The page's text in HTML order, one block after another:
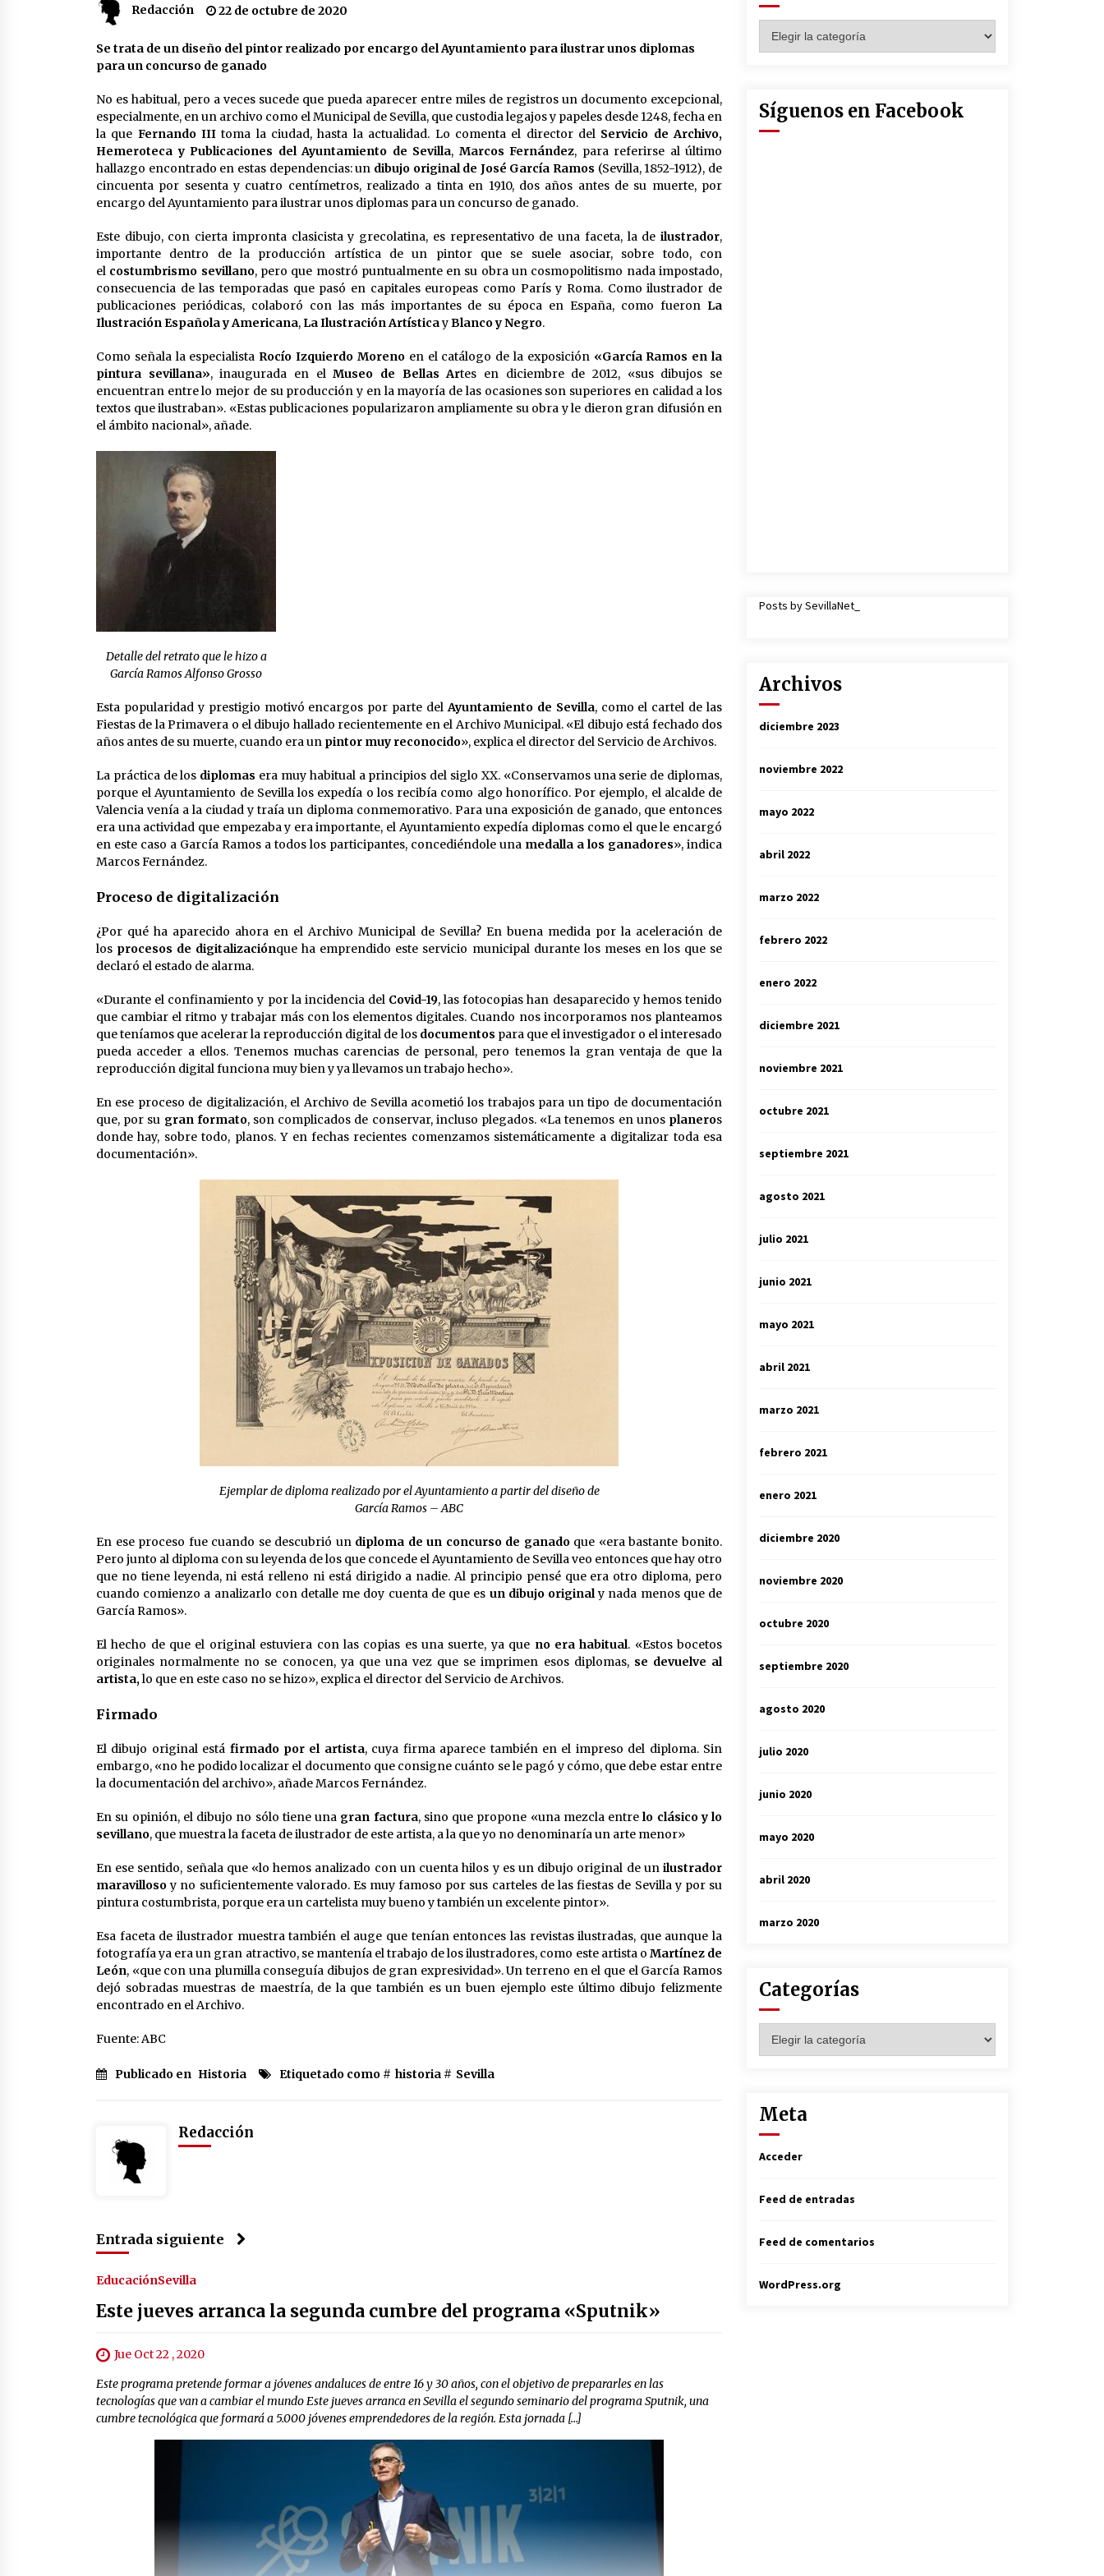
partido
17 de mayo de 2022 13 de mayo de 2022
¿Un «insulto» al traje de flamenca?
Semidesnudos, trasparencias y
7 de mayo de 2022
Los farolillos de la Feria de Sevilla
4 de mayo de 2022
Muere el cardenal Carlos Amigo
Todos los cortes de tráfico por la
Feria de Sevilla 2022: del jueves 28
de abril al 8 de mayo
26 de abril de 2022
El cultivo casero de marihuana deja
sin luz dos meses a 256 familias en
Sevilla
22 de abril de 2022
Redacción 22 de octubre de 2020
Se trata de un diseño del pintor realizado por encargo del Ayuntamiento para ilustrar unos diplomas
para un concurso de ganado
No es habitual, pero a veces sucede que pueda aparecer entre miles de registros un documento excepcional,
especialmente, en un archivo como el Municipal de Sevilla, que custodia legajos y papeles desde 1248, fecha en
la que Fernando III toma la ciudad, hasta la actualidad. Lo comenta el director del Servicio de Archivo,
Hemeroteca y Publicaciones del Ayuntamiento de Sevilla, Marcos Fernández, para referirse al último
hallazgo encontrado en estas dependencias: un dibujo original de José García Ramos (Sevilla, 1852-1912), de
cincuenta por sesenta y cuatro centímetros, realizado a tinta en 1910, dos años antes de su muerte, por
encargo del Ayuntamiento para ilustrar unos diplomas para un concurso de ganado.
Este dibujo, con cierta impronta clasicista y grecolatina, es representativo de una faceta, la de ilustrador,
importante dentro de la producción artística de un pintor que se suele asociar, sobre todo, con
el costumbrismo sevillano, pero que mostró puntualmente en su obra un cosmopolitismo nada impostado,
consecuencia de las temporadas que pasó en capitales europeas como París y Roma. Como ilustrador de
publicaciones periódicas, colaboró con las más importantes de su época en España, como fueron La
Ilustración Española y Americana, La Ilustración ArtísticayBlanco y Negro.
Como señala la especialista Rocío Izquierdo Morenoen el catálogo de la exposición «García Ramos en la
pintura sevillana», inaugurada en elMuseo de Bellas Artes en diciembre de 2012, «sus dibujos se
encuentran entre lo mejor de su producción y en la mayoría de las ocasiones son superiores en calidad a los
textos que ilustraban». «Estas publicaciones popularizaron ampliamente su obra y le dieron gran difusión en
el ámbito nacional», añade.
Detalle del retrato que le hizo a
García Ramos Alfonso Grosso
Esta popularidad y prestigio motivó encargos por parte delAyuntamiento de Sevilla, como el cartel de las
Fiestas de la Primavera o el dibujo hallado recientemente en el Archivo Municipal. «El dibujo está fechado dos
años antes de su muerte, cuando era un pintor muy reconocido», explica el director del Servicio de Archivos.
La práctica de los diplomas era muy habitual a principios del siglo XX. «Conservamos una serie de diplomas,
porque el Ayuntamiento de Sevilla los expedía o los recibía como algo honorífico. Por ejemplo, el alcalde de
Valencia venía a la ciudad y traía un diploma conmemorativo. Para una exposición de ganado, que entonces
era una actividad que empezaba y era importante, el Ayuntamiento expedía diplomas como el que le encargó
en este caso a García Ramos a todos los participantes, concediéndole una medalla a los ganadores», indica
Marcos Fernández.
Proceso de digitalización
¿Por qué ha aparecido ahora en el Archivo Municipal de Sevilla? En buena medida por la aceleración de
los procesos de digitalizaciónque ha emprendido este servicio municipal durante los meses en los que se
declaró el estado de alarma.
«Durante el confinamiento y por la incidencia delCovid-19, las fotocopias han desaparecido y hemos tenido
que cambiar el ritmo y trabajar más con los elementos digitales. Cuando nos incorporamos nos planteamos
que teníamos que acelerar la reproducción digital de los documentos para que el investigador o el interesado
pueda acceder a ellos. Tenemos muchas carencias de personal, pero tenemos la gran ventaja de que la
reproducción digital funciona muy bien y ya llevamos un trabajo hecho».
En ese proceso de digitalización, el Archivo de Sevilla acometió los trabajos para un tipo de documentación
que, por su gran formato, son complicados de conservar, incluso plegados. «La tenemos en unos planeros
donde hay, sobre todo, planos. Y en fechas recientes comenzamos sistemáticamente a digitalizar toda esa
documentación».
Ejemplar de diploma realizado por el Ayuntamiento a partir del diseño de
García Ramos – ABC
En ese proceso fue cuando se descubrió un diploma de un concurso de ganadoque «era bastante bonito.
Pero junto al diploma con su leyenda de los que concede el Ayuntamiento de Sevilla veo entonces que hay otro
que no tiene leyenda, ni está relleno ni está dirigido a nadie. Al principio pensé que era otro diploma, pero
cuando comienzo a analizarlo con detalle me doy cuenta de que es un dibujo originaly nada menos que de
García Ramos».
El hecho de que el original estuviera con las copias es una suerte, ya que no era habitual. «Estos bocetos
originales normalmente no se conocen, ya que una vez que se imprimen esos diplomas,se devuelve al
artista,lo que en este caso no se hizo», explica el director del Servicio de Archivos.
Firmado
El dibujo original está firmado por el artista, cuya firma aparece también en el impreso del diploma. Sin
embargo, «no he podido localizar el documento que consigne cuánto se le pagó y cómo, que debe estar entre
la documentación del archivo», añade Marcos Fernández.
En su opinión, el dibujo no sólo tiene una gran factura, sino que propone «una mezcla entrelo clásico y lo
sevillano, que muestra la faceta de ilustrador de este artista, a la que yo no denominaría un arte menor»
En ese sentido, señala que «lo hemos analizado con un cuenta hilos y es un dibujo original de un ilustrador
maravillosoy no suficientemente valorado. Es muy famoso por sus carteles de las fiestas de Sevilla y por su
pintura costumbrista, porque era un cartelista muy bueno y también un excelente pintor».
Esa faceta de ilustrador muestra también el auge que tenían entonces las revistas ilustradas, que aunque la
fotografía ya era un gran atractivo, se mantenía el trabajo de los ilustradores, como este artista o Martínez de
León, «que con una plumilla conseguía dibujos de gran expresividad». Un terreno en el que el García Ramos
dejó sobradas muestras de maestría, de la que también es un buen ejemplo este último dibujo felizmente
encontrado en el Archivo.
Fuente: ABC
Publicado en Historia Etiquetado como # historia # Sevilla
Redacción
Entrada siguiente
EducaciónSevilla
Este jueves arranca la segunda cumbre del programa «Sputnik»
Jue Oct 22 , 2020
Este programa pretende formar a jóvenes andaluces de entre 16 y 30 años, con el objetivo de prepararles en las
tecnologías que van a cambiar el mundo Este jueves arranca en Sevilla el segundo seminario del programa Sputnik, una
cumbre tecnológica que formará a 5.000 jóvenes emprendedores de la región. Esta jornada […]
Síguenos en Facebook
Posts by SevillaNet_
Archivos
diciembre 2023
noviembre 2022
mayo 2022
abril 2022
marzo 2022
febrero 2022
enero 2022
diciembre 2021
noviembre 2021
octubre 2021
septiembre 2021
agosto 2021
julio 2021
junio 2021
mayo 2021
abril 2021
marzo 2021
febrero 2021
enero 2021
diciembre 2020
noviembre 2020
octubre 2020
septiembre 2020
agosto 2020
julio 2020
junio 2020
mayo 2020
abril 2020
marzo 2020
Categorías
Meta
Acceder
Feed de entradas
Feed de comentarios
WordPress.org